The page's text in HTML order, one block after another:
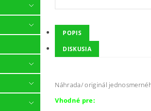
POPIS
DISKUSIA
Náhrada/ originál
Vhodné pre: